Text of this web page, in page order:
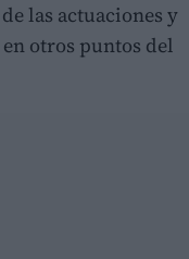
de las actuaciones y
en otros puntos del